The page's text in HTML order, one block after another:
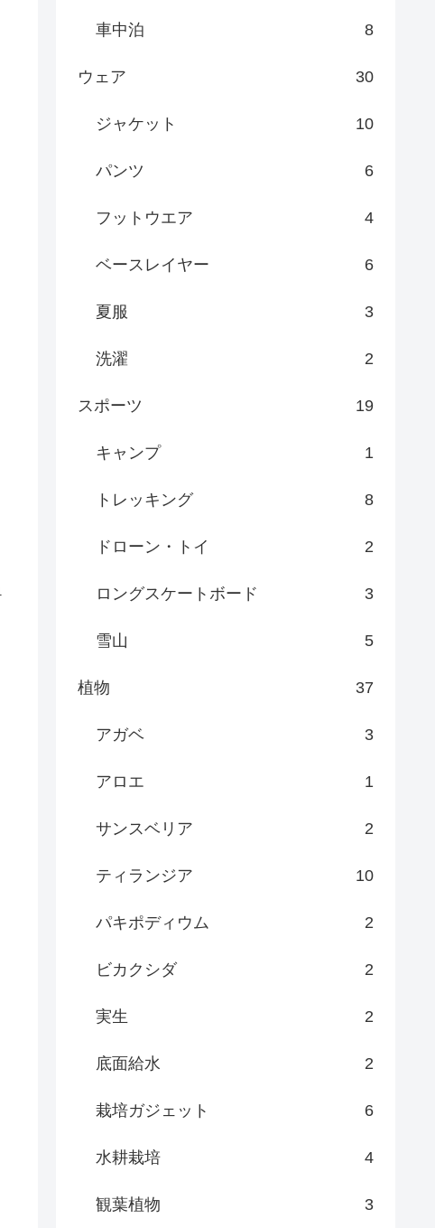
車中泊 8
ウェア 30
ジャケット 10
パンツ 6
フットウエア 4
ベースレイヤー 6
夏服 3
洗濯 2
スポーツ 19
キャンプ 1
トレッキング 8
ドローン・トイ 2
ロングスケートボード 3
雪山 5
植物 37
アガベ 3
アロエ 1
サンスベリア 2
ティランジア 10
パキポディウム 2
ビカクシダ 2
実生 2
底面給水 2
栽培ガジェット 6
水耕栽培 4
観葉植物 3